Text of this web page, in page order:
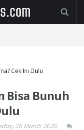
Cek Ini Dulu
Bisa Bunuh
25 March 2020